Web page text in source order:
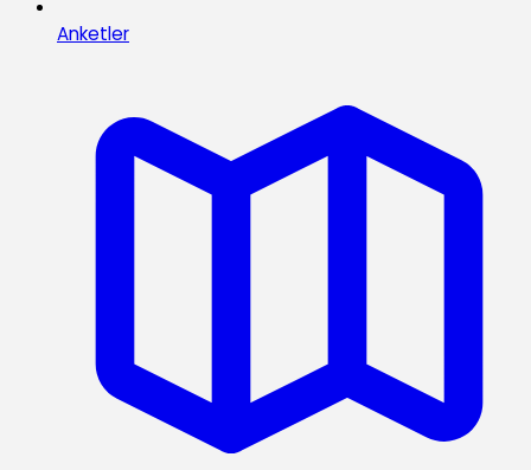
Anketler